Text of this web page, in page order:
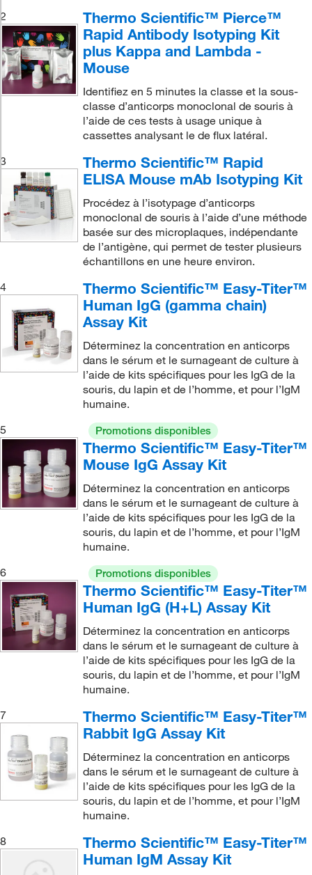
2
Thermo Scientific™ Pierce™
Rapid Antibody Isotyping Kit
plus Kappa and Lambda -
Mouse
Identifiez en 5 minutes la classe et la sous-
classe d’anticorps monoclonal de souris à
l’aide de ces tests à usage unique à
cassettes analysant le de flux latéral.
3
Thermo Scientific™ Rapid
ELISA Mouse mAb Isotyping Kit
Procédez à l’isotypage d’anticorps
monoclonal de souris à l’aide d’une méthode
basée sur des microplaques, indépendante
de l’antigène, qui permet de tester plusieurs
échantillons en une heure environ.
4
Thermo Scientific™ Easy-Titer™
Human IgG (gamma chain)
Assay Kit
Déterminez la concentration en anticorps
dans le sérum et le surnageant de culture à
l’aide de kits spécifiques pour les IgG de la
souris, du lapin et de l’homme, et pour l’IgM
humaine.
5
Promotions disponibles
Thermo Scientific™ Easy-Titer™
Mouse IgG Assay Kit
Déterminez la concentration en anticorps
dans le sérum et le surnageant de culture à
l’aide de kits spécifiques pour les IgG de la
souris, du lapin et de l’homme, et pour l’IgM
humaine.
6
Promotions disponibles
Thermo Scientific™ Easy-Titer™
Human IgG (H+L) Assay Kit
Déterminez la concentration en anticorps
dans le sérum et le surnageant de culture à
l’aide de kits spécifiques pour les IgG de la
souris, du lapin et de l’homme, et pour l’IgM
humaine.
7
Thermo Scientific™ Easy-Titer™
Rabbit IgG Assay Kit
Déterminez la concentration en anticorps
dans le sérum et le surnageant de culture à
l’aide de kits spécifiques pour les IgG de la
souris, du lapin et de l’homme, et pour l’IgM
humaine.
8
Thermo Scientific™ Easy-Titer™
Human IgM Assay Kit